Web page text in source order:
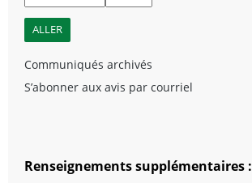
Communiqués archivés
S’abonner aux avis par courriel
Renseignements supplémentaires :